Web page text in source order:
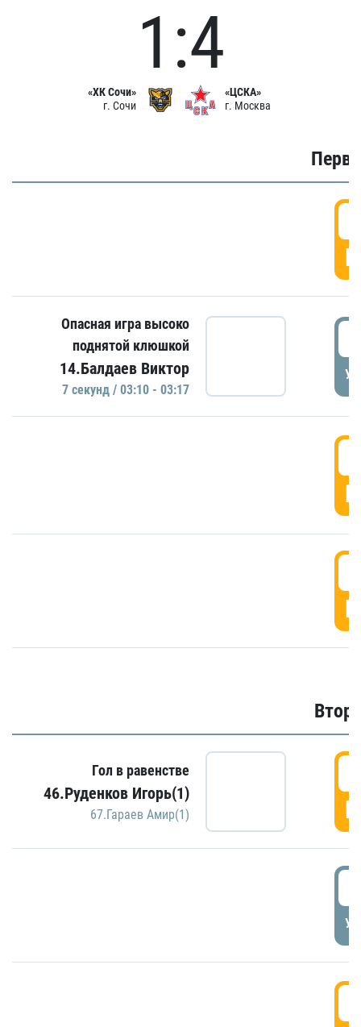
«ХК Сочи»
г. Сочи
1:4
«ЦСКА»
г. Москва
Опасная игра высоко
поднятой клюшкой
14.Балдаев Виктор
7 секунд / 03:10 - 03:17
Гол в равенстве
46.Руденков Игорь(1)
67.Гараев Амир(1)